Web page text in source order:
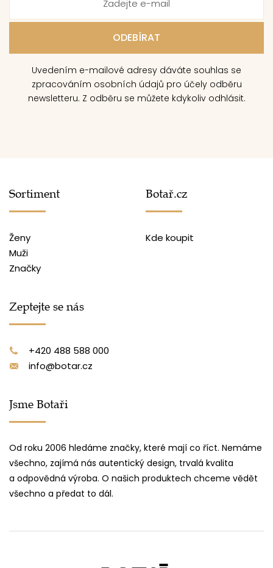
Uvedením e-mailové adresy dáváte souhlas se
zpracováním osobních údajů pro účely odběru
newsletteru. Z odběru se můžete kdykoliv odhlásit.
Sortiment
Ženy
Muži
Značky
Botař.cz
Kde koupit
Zeptejte se nás
+420 488 588 000
info@botar.cz
Jsme Botaři
Od roku 2006 hledáme značky, které mají co říct. Nemáme
všechno, zajímá nás autentický design, trvalá kvalita
a odpovědná výroba. O našich produktech chceme vědět
všechno a předat to dál.